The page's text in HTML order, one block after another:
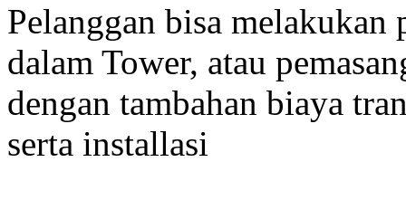
Pelanggan bisa melakukan
dalam Tower, atau
dengan tambahan biaya
serta installasi